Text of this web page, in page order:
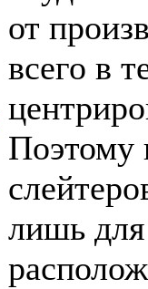
от
всего в
Поэтому
лишь